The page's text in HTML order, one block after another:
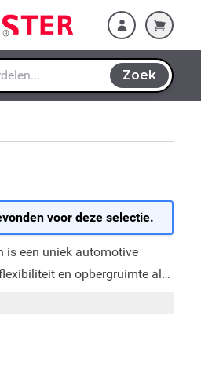
Zoek
voor deze selectie.
is een uniek automotive
en opbergruimte als